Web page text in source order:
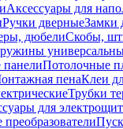
Аксессуары для
Ручки дверныеЗамки
дюбелиСкобы,
Потолочные
пенаКлеи
Трубки
для